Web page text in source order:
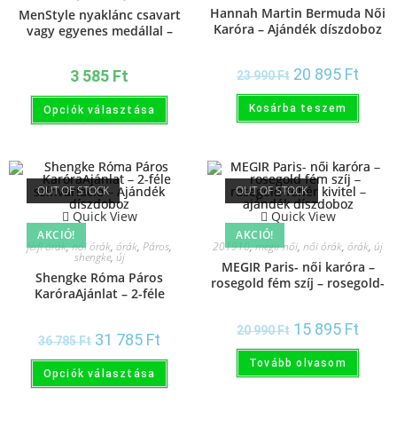
MenStyle nyaklánc csavart
vagy egyenes medállal –
3 585 Ft
Opciók választása
Hannah Martin Bermuda Női
Karóra – Ajándék díszdoboz
23 990Ft 20 895 Ft
Kosárba teszem
OUT OF STOCK
AKCIÓ!
Quick View
férfi órák,női órák, órák, Páros,
shengke, új
Shengke Róma Páros
KaróraAjánlat – 2-féle
36 785Ft 31 785 Ft
Opciók választása
OUT OF STOCK
AKCIÓ!
Quick View
201910,megir női, női órák, órák, új
MEGIR Paris- női karóra –
rosegold fém szíj – rosegold-
20 990Ft 15 895 Ft
Tovább olvasom